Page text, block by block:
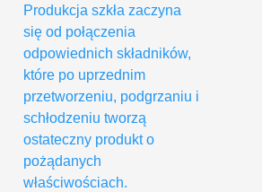
Produkcja szkła zaczyna
się od połączenia
odpowiednich składników,
które po uprzednim
przetworzeniu, podgrzaniu i
schłodzeniu tworzą
ostateczny produkt o
pożądanych
właściwościach.